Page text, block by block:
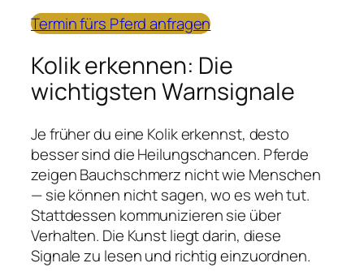
Termin fürs Pferd anfragen
Kolik erkennen: Die
wichtigsten Warnsignale
Je früher du eine Kolik erkennst, desto
besser sind die Heilungschancen. Pferde
zeigen Bauchschmerz nicht wie Menschen
— sie können nicht sagen, wo es weh tut.
Stattdessen kommunizieren sie über
Verhalten. Die Kunst liegt darin, diese
Signale zu lesen und richtig einzuordnen.